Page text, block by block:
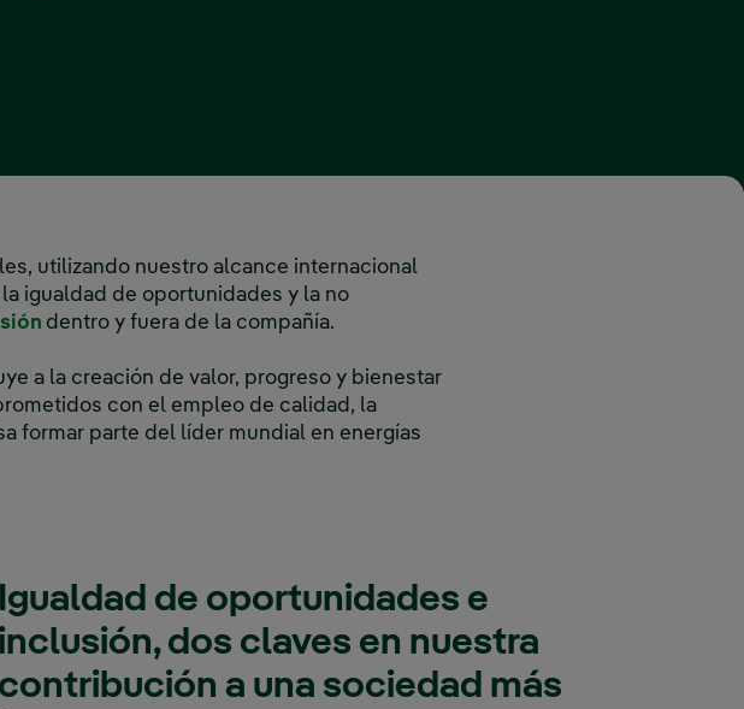
utilizando nuestro alcance internacional
igualdad de oportunidades y la no
dentro y fuera de la compañía.
a la creación de valor, progreso y bienestar
con el empleo de calidad, la
formar parte del líder mundial en energías
Igualdad de oportunidades e
inclusión, dos claves en nuestra
contribución a una sociedad más